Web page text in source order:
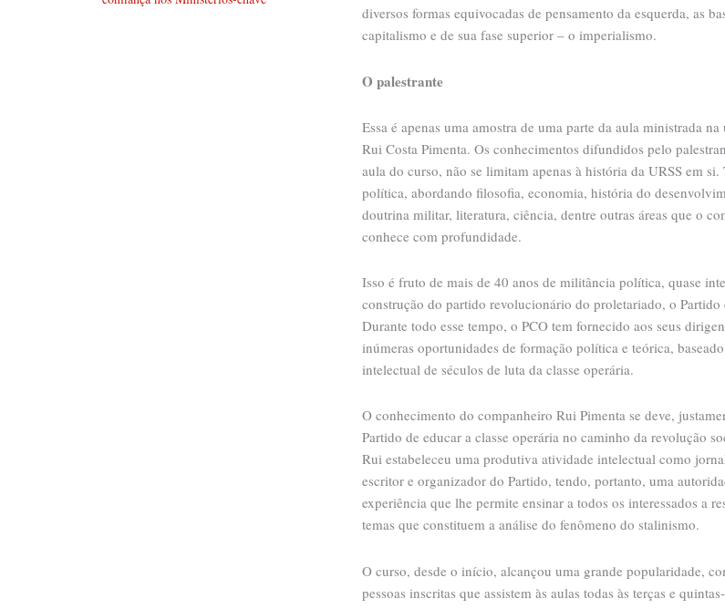
diversos formas equivocadas de pensamento da esquerda, as
capitalismo e de sua fase superior – o imperialismo.
O palestrante
Essa é apenas uma amostra de uma parte da aula ministrada
Rui Costa Pimenta. Os conhecimentos difundidos pelo
aula do curso, não se limitam apenas à história da URSS em si.
política, abordando filosofia, economia, história do
doutrina militar, literatura, ciência, dentre outras áreas que o
conhece com profundidade.
Isso é fruto de mais de 40 anos de militância política, quase
construção do partido revolucionário do proletariado, o Partido
Durante todo esse tempo, o PCO tem fornecido aos seus
inúmeras oportunidades de formação política e teórica,
intelectual de séculos de luta da classe operária.
O conhecimento do companheiro Rui Pimenta se deve,
Partido de educar a classe operária no caminho da revolução
Rui estabeleceu uma produtiva atividade intelectual como
escritor e organizador do Partido, tendo, portanto, uma
experiência que lhe permite ensinar a todos os interessados a
temas que constituem a análise do fenômeno do stalinismo.
O curso, desde o início, alcançou uma grande popularidade,
pessoas inscritas que assistem às aulas todas às terças e